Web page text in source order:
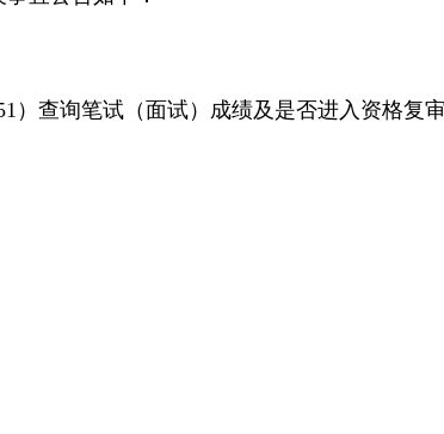
）查询笔试（面试）成绩及是否进入资格复审